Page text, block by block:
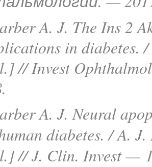
A. J. The Ins 2
in diabetes.
// Invest
A. J. Neural
diabetes. / A.
// J. Clin. Invest —